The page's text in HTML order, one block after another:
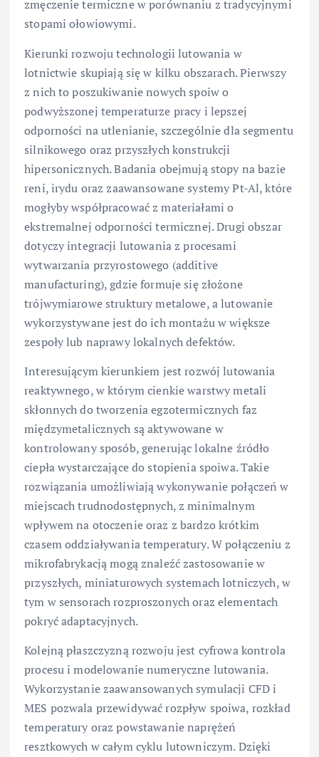
zmęczenie termiczne w porównaniu z tradycyjnymi
stopami ołowiowymi.
Kierunki rozwoju technologii lutowania w
lotnictwie skupiają się w kilku obszarach. Pierwszy
z nich to poszukiwanie nowych spoiw o
podwyższonej temperaturze pracy i lepszej
odporności na utlenianie, szczególnie dla segmentu
silnikowego oraz przyszłych konstrukcji
hipersonicznych. Badania obejmują stopy na bazie
reni, irydu oraz zaawansowane systemy Pt-Al, które
mogłyby współpracować z materiałami o
ekstremalnej odporności termicznej. Drugi obszar
dotyczy integracji lutowania z procesami
wytwarzania przyrostowego (additive
manufacturing), gdzie formuje się złożone
trójwymiarowe struktury metalowe, a lutowanie
wykorzystywane jest do ich montażu w większe
zespoły lub naprawy lokalnych defektów.
Interesującym kierunkiem jest rozwój lutowania
reaktywnego, w którym cienkie warstwy metali
skłonnych do tworzenia egzotermicznych faz
międzymetalicznych są aktywowane w
kontrolowany sposób, generując lokalne źródło
ciepła wystarczające do stopienia spoiwa. Takie
rozwiązania umożliwiają wykonywanie połączeń w
miejscach trudnodostępnych, z minimalnym
wpływem na otoczenie oraz z bardzo krótkim
czasem oddziaływania temperatury. W połączeniu z
mikrofabrykacją mogą znaleźć zastosowanie w
przyszłych, miniaturowych systemach lotniczych, w
tym w sensorach rozproszonych oraz elementach
pokryć adaptacyjnych.
Kolejną płaszczyzną rozwoju jest cyfrowa kontrola
procesu i modelowanie numeryczne lutowania.
Wykorzystanie zaawansowanych symulacji CFD i
MES pozwala przewidywać rozpływ spoiwa, rozkład
temperatury oraz powstawanie naprężeń
resztkowych w całym cyklu lutowniczym. Dzięki